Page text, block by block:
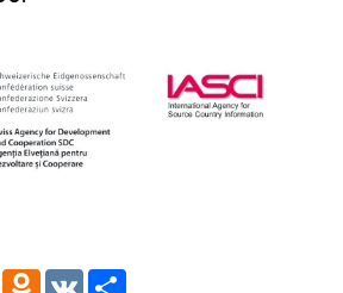
TelegramOdnoklassniki
VK